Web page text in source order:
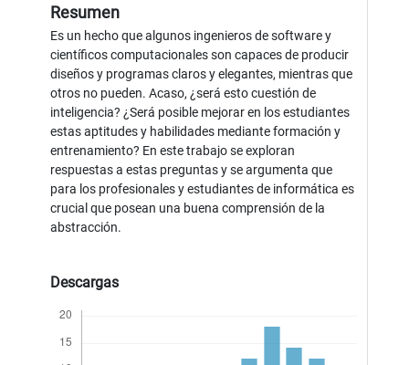
Resumen
Es un hecho que algunos ingenieros de software y
científicos computacionales son capaces de producir
diseños y programas claros y elegantes, mientras que
otros no pueden. Acaso, ¿será esto cuestión de
inteligencia? ¿Será posible mejorar en los estudiantes
estas aptitudes y habilidades mediante formación y
entrenamiento? En este trabajo se exploran
respuestas a estas preguntas y se argumenta que
para los profesionales y estudiantes de informática es
crucial que posean una buena comprensión de la
abstracción.
Descargas